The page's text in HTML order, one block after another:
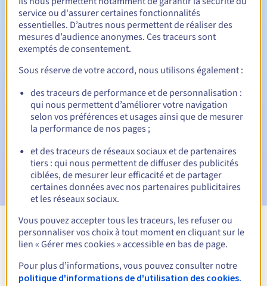
Période de rédemption 30 jours
Notifications automatiques :
Emails d'avertissement : 60, 30, 15, 7 et 3 jours avant la
date d'échéance
Email le jour de l'expirationpour notification de la
suspension du nom de domaine
Email après la Redemption Grace Periodpour notification
de la suppression du nom de domaine
Voir toutes les extensions
Informations sur le .ltd.uk
service ou d'assurer certaines fonctionnalités
essentielles. D’autres nous permettent de réaliser des
mesures d’audience anonymes. Ces traceurs sont
exemptés de consentement.
Sous réserve de votre accord, nous utilisons également :
des traceurs de performance et de personnalisation :
qui nous permettent d’améliorer votre navigation
selon vos préférences et usages ainsi que de mesurer
la performance de nos pages ;
et des traceurs de réseaux sociaux et de partenaires
tiers : qui nous permettent de diffuser des publicités
ciblées, de mesurer leur efficacité et de partager
certaines données avec nos partenaires publicitaires
et les réseaux sociaux.
Vous pouvez accepter tous les traceurs, les refuser ou
personnaliser vos choix à tout moment en cliquant sur le
lien « Gérer mes cookies » accessible en bas de page.
Pour plus d’informations, vous pouvez consulter notre
politique d'informations de d'utilisation des cookies.